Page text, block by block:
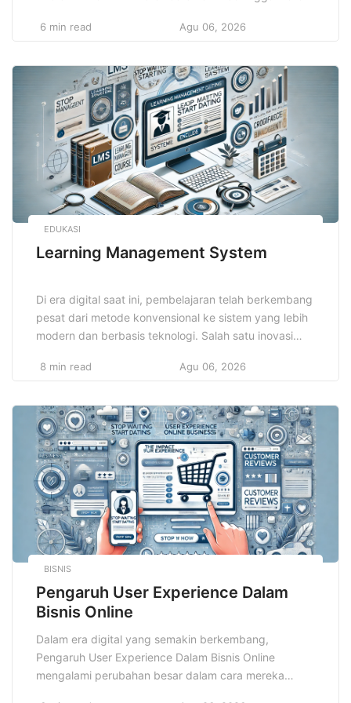
memadukan berbagai metode yang membuat proses
optimal. Dengan memanfaatkan teknik ini, pelajar
dapat meningkatkan motivasi serta kemampuan
berpikir kritis. Teknik […]
6 min read Agu 06, 2026
EDUKASI
Learning Management System
Di era digital saat ini, pembelajaran telah berkembang
pesat dari metode konvensional ke sistem yang lebih
modern dan berbasis teknologi. Salah satu inovasi
adalah Learning Management System, yang
untuk mengelola, menyampaikan, serta melacak
pembelajaran secara efisien. Namun, dengan
kemudahan yang diberikan oleh teknologi, juga […]
8 min read Agu 06, 2026
BISNIS
Pengaruh User Experience Dalam
Bisnis Online
Dalam era digital yang semakin berkembang,
Pengaruh User Experience Dalam Bisnis Online
mengalami perubahan besar dalam cara mereka